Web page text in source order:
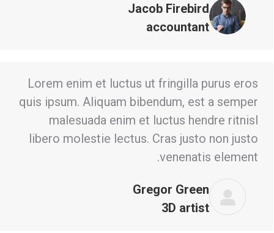
Jacob Firebird
accountant
Lorem enim et luctus ut fringilla purus eros
quis ipsum. Aliquam bibendum, est a semper
malesuada enim et luctus hendre ritnisl
libero molestie lectus. Cras justo non justo
venenatis element.
Gregor Green
3D artist